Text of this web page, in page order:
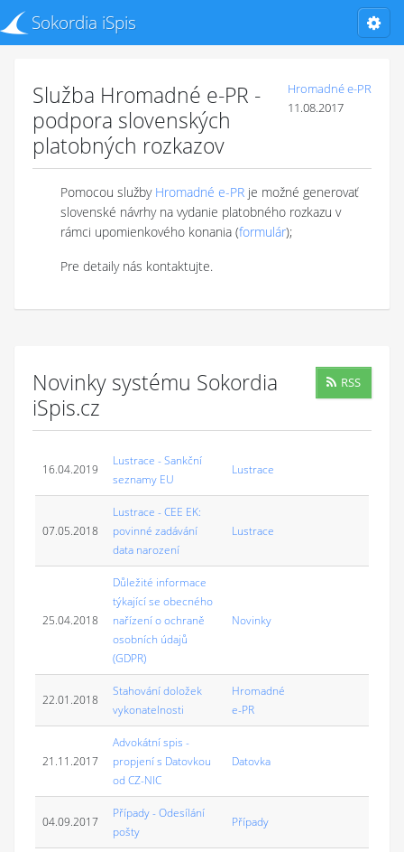
Sokordia iSpis
Hromadné e-PR
11.08.2017
Služba Hromadné e-PR -
podpora slovenských
platobných rozkazov
Pomocou služby Hromadné e-PR je možné generovať
slovenské návrhy na vydanie platobného rozkazu v
rámci upomienkového konania (formulár);
Pre detaily nás kontaktujte.
RSS
Novinky systému Sokordia
iSpis.cz
16.04.2019
Lustrace - Sankční
seznamy EU
Lustrace
07.05.2018
Lustrace - CEE EK:
povinné zadávání
data narození
Lustrace
25.04.2018
Důležité informace
týkající se obecného
nařízení o ochraně
osobních údajů
(GDPR)
Novinky
22.01.2018
Stahování doložek
vykonatelnosti
Hromadné
e-PR
21.11.2017
Advokátní spis -
propjení s Datovkou
od CZ-NIC
Datovka
04.09.2017
Případy - Odesílání
pošty
Případy